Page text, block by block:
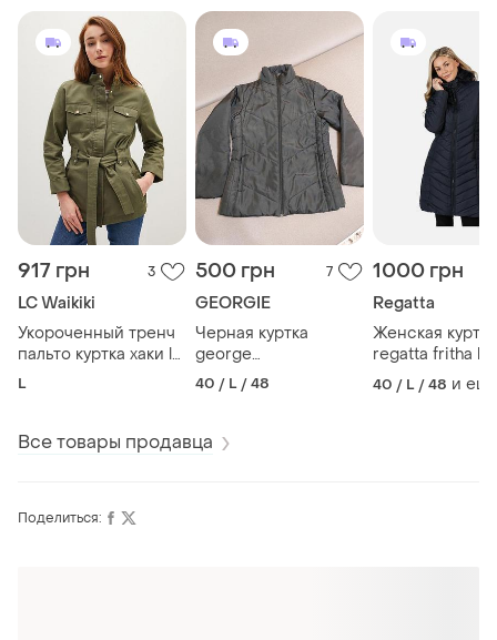
917 грн 3
LC Waikiki
Укороченный тренч
пальто куртка хаки lc
waikiki 48/l
L
500 грн 7
GEORGIE
Черная куртка
george
демисезонная l
40 / L / 48
1000 грн
Regatta
Женская куртка
regatta fritha l/xl
40 / L / 48 и
Все товары продавца
Поделиться: